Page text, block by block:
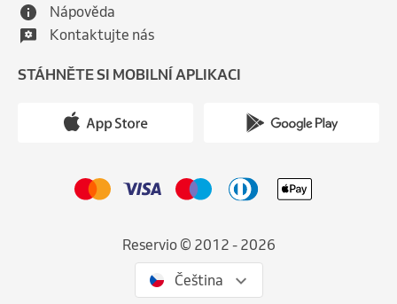
Nápověda
Kontaktujte nás
STÁHNĚTE SI MOBILNÍ APLIKACI
Reservio © 2012 - 2026
Čeština